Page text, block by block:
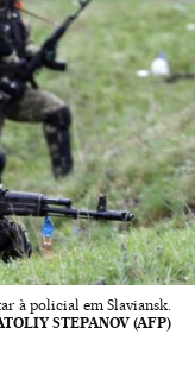
à policial em Slaviansk.
STEPANOV (AFP)